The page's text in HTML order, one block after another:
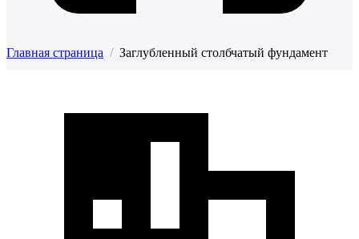
Главная страница / Заглубленный столбчатый фундамент